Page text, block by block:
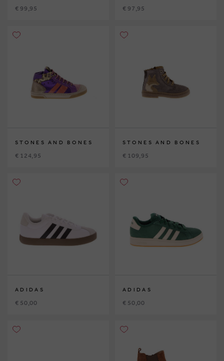
€ 99,95 € 97,95
STONES AND BONES
€ 124,95
STONES AND BONES
€ 109,95
ADIDAS
€ 50,00
ADIDAS
€ 50,00